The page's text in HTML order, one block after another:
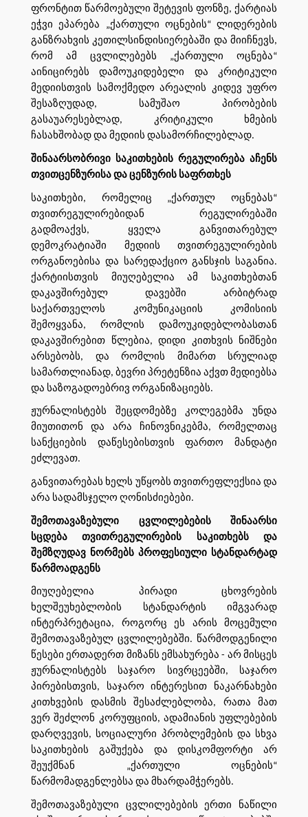
ფრონტით წარმოებული შეტევის ფონზე, ქარტიას
ეჭვი ეპარება „ქართული ოცნების“ ლიდერების
განზრახვის კეთილსინდისიერებაში და მიიჩნევს,
რომ ამ ცვლილებებს „ქართული ოცნება“
აინიცირებს დამოუკიდებელი და კრიტიკული
მედიისთვის სამოქმედო არეალის კიდევ უფრო
შესაზღუდად, სამუშაო პირობების
გასაუარესებლად, კრიტიკული ხმების
ჩასახშობად და მედიის დასამორჩილებლად.
შინაარსობრივი საკითხების რეგულირება აჩენს
თვითცენზურისა და ცენზურის საფრთხეს
საკითხები, რომელიც „ქართულ ოცნებას“
თვითრეგულირებიდან რეგულირებაში
გადმოაქვს, ყველა განვითარებულ
დემოკრატიაში მედიის თვითრეგულირების
ორგანოებისა და სარედაქციო განსჯის საგანია.
ქარტიისთვის მიუღებელია ამ საკითხებთან
დაკავშირებულ დავებში არბიტრად
საქართველოს კომუნიკაციის კომისიის
შემოყვანა, რომლის დამოუკიდებლობასთან
დაკავშირებით წლებია, დიდი კითხვის ნიშნები
არსებობს, და რომლის მიმართ სრულიად
სამართლიანად, ბევრი პრეტენზია აქვთ მედიებსა
და საზოგადოებრივ ორგანიზაციებს.
ჟურნალისტებს შეცდომებზე კოლეგებმა უნდა
მიუთითონ და არა ჩინოვნიკებმა, რომელთაც
სანქციების დაწესებისთვის ფართო მანდატი
ეძლევათ.
განვითარებას ხელს უწყობს თვითრეფლექსია და
არა სადამსჯელო ღონისძიებები.
შემოთავაზებული ცვლილებების შინაარსი
სცდება თვითრეგულირების საკითხებს და
შემზღუდავ ნორმებს პროფესიული სტანდარტად
წარმოადგენს
მიუღებელია პირადი ცხოვრების
ხელშეუხებლობის სტანდარტის იმგვარად
ინტერპრეტაცია, როგორც ეს არის მოცემული
შემოთავაზებულ ცვლილებებში. წარმოდგენილი
წესები ერთადერთ მიზანს ემსახურება - არ მისცეს
ჟურნალისტებს საჯარო სივრცეებში, საჯარო
პირებისთვის, საჯარო ინტერესით ნაკარნახები
კითხვების დასმის შესაძლებლობა, რათა მათ
ვერ შეძლონ კორუფციის, ადამიანის უფლებების
დარღვევის, სოციალური პრობლემების და სხვა
საკითხების გაშუქება და დისკომფორტი არ
შეუქმნან „ქართული ოცნების“
წარმომადგენლებსა და მხარდამჭერებს.
შემოთავაზებული ცვლილებების ერთი ნაწილი